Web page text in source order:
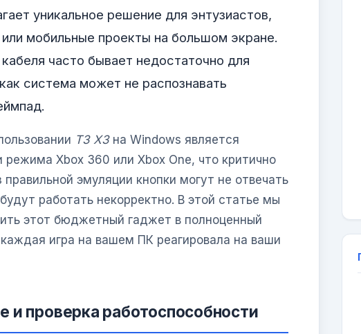
уникальное решение для энтузиастов,
мобильные проекты на большом экране.
часто бывает недостаточно для
система может не распознавать
T3 X3на Windows является
Xbox 360 или Xbox One, что критично
эмуляции кнопки могут не отвечать
работать некорректно. В этой статье мы
этот бюджетный гаджет в полноценный
игра на вашем ПК реагировала на ваши
и проверка работоспособности